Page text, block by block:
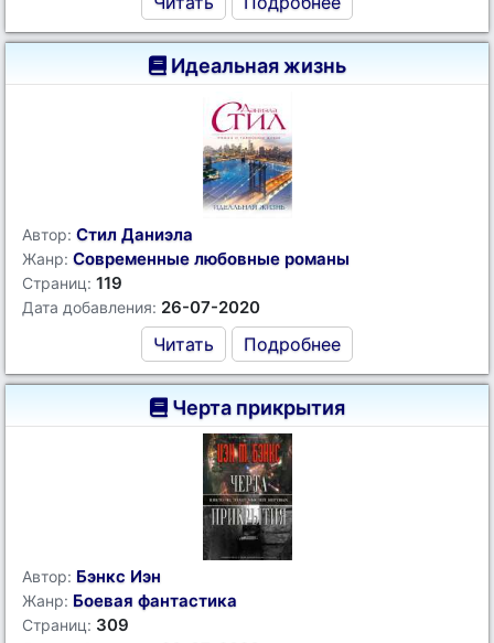
Идеальная жизнь
Автор: Стил Даниэла
Жанр: Современные любовные романы
Страниц: 119
Дата добавления: 26-07-2020
Читать Подробнее
Черта прикрытия
Автор: Бэнкс Иэн
Жанр: Боевая фантастика
Страниц: 309